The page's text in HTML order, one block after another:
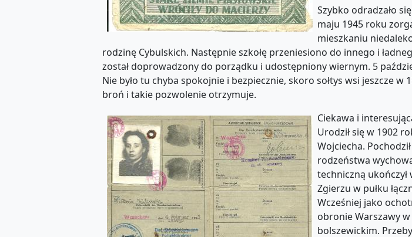
Szybko odradzało
maju 1945 roku
mieszkaniu
rodzinę Cybulskich. Następnie szkołę przeniesiono do innego i
został doprowadzony do porządku i udostępniony wiernym. 5
Nie było tu chyba spokojnie i bezpiecznie, skoro sołtys wsi jeszcze
broń i takie pozwolenie otrzymuje.
Ciekawa i
Urodził się w 1902
Wojciecha.
rodzeństwa
techniczną ukończył
Zgierzu w pułku
Wcześniej jako
obronie Warszawy
bolszewickim.